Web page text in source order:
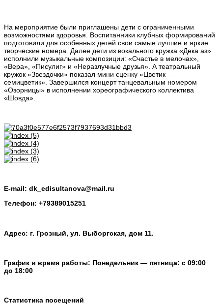
На мероприятие были приглашены дети с ограниченными
возможностями здоровья. Воспитанники клубных формирований
подготовили для особенных детей свои самые лучшие и яркие
творческие номера. Далее дети из вокального кружка «Дека аз»
исполнили музыкальные композиции: «Счастье в мелочах»,
«Вера», «Писулиг» и «Неразлучные друзья». А театральный
кружок «Звездочки» показал мини сценку «Цветик —
семицветик». Завершился концерт танцевальным номером
«Озорницы» в исполнении хореографического коллектива
«Шовда».
E-mail: dk_edisultanova@mail.ru
Телефон: +79389015251
Адрес: г. Грозный, ул. Выборгская, дом 11.
График и время работы: Понедельник — пятница: с 09:00
до 18:00
Статистика посещений